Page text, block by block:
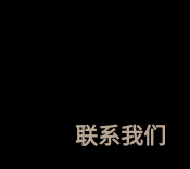
联系我们